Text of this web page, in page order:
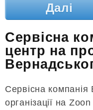
Далі
Сервісна
центр на
Сервісна компанія
організації на